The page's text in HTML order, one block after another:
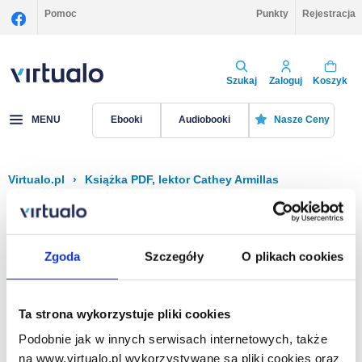
Zgoda Szczegóły O plikach cookies
Ta strona wykorzystuje pliki cookies
Podobnie jak w innych serwisach internetowych, także
na www.virtualo.pl wykorzystywane są pliki cookies oraz
Pomoc Punkty Rejestracja
Szukaj Zaloguj Koszyk
MENU Ebooki Audiobooki Nasze Ceny
Virtualo.pl › Książka PDF, lektor Cathey Armillas
Filtruj Sortuj
Na stronie